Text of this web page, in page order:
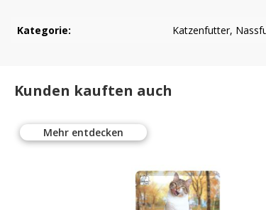
Kategorie: Katzenfutter,
Kunden kauften auch
Mehr entdecken